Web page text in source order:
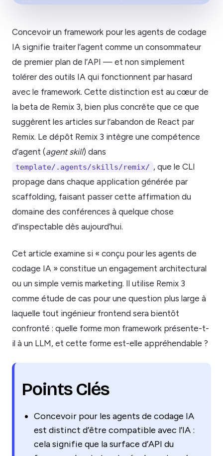
Concevoir un framework pour les agents de codage
IA signifie traiter l’agent comme un consommateur
de premier plan de l’API — et non simplement
tolérer des outils IA qui fonctionnent par hasard
avec le framework. Cette distinction est au cœur de
la beta de Remix 3, bien plus concrète que ce que
suggèrent les articles sur l’abandon de React par
Remix. Le dépôt Remix 3 intègre une compétence
d’agent (agent skill) dans
template/.agents/skills/remix/ , que le CLI
propage dans chaque application générée par
scaffolding, faisant passer cette affirmation du
domaine des conférences à quelque chose
d’inspectable dès aujourd’hui.
Cet article examine si « conçu pour les agents de
codage IA » constitue un engagement architectural
ou un simple vernis marketing. Il utilise Remix 3
comme étude de cas pour une question plus large à
laquelle tout ingénieur frontend sera bientôt
confronté : quelle forme mon framework présente-t-
il à un LLM, et cette forme est-elle appréhendable ?
Points Clés
Concevoir pour les agents de codage IA
est distinct d’être compatible avec l’IA :
cela signifie que la surface d’API du